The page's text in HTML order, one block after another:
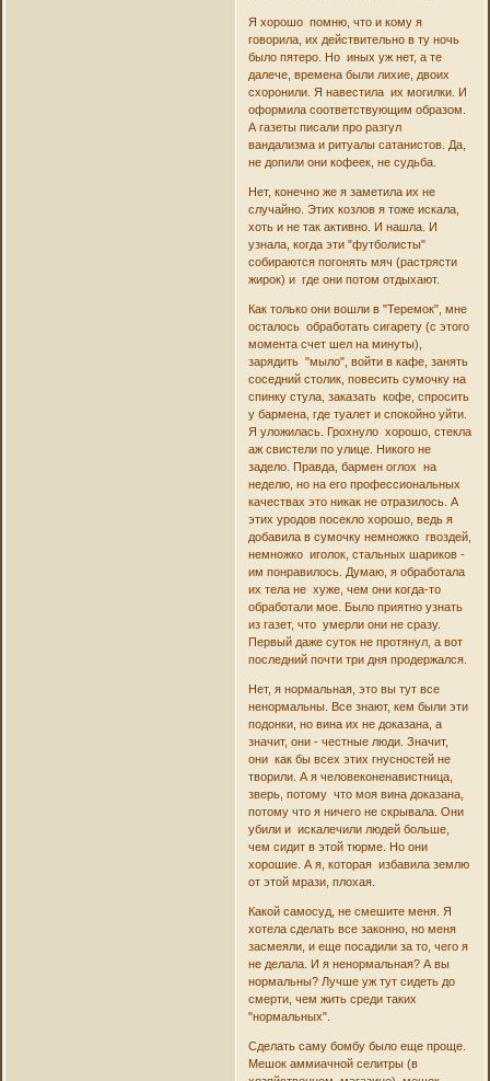
Я хорошо помню, что и кому я
говорила, их действительно в ту ночь
было пятеро. Но иных уж нет, а те
далече, времена были лихие, двоих
схоронили. Я навестила их могилки. И
оформила соответствующим образом.
А газеты писали про разгул
вандализма и ритуалы сатанистов. Да,
не допили они кофеек, не судьба.
Нет, конечно же я заметила их не
случайно. Этих козлов я тоже искала,
хоть и не так активно. И нашла. И
узнала, когда эти "футболисты"
собираются погонять мяч (растрясти
жирок) и где они потом отдыхают.
Как только они вошли в "Теремок", мне
осталось обработать сигарету (с этого
момента счет шел на минуты),
зарядить "мыло", войти в кафе, занять
соседний столик, повесить сумочку на
спинку стула, заказать кофе, спросить
у бармена, где туалет и спокойно уйти.
Я уложилась. Грохнуло хорошо, стекла
аж свистели по улице. Никого не
задело. Правда, бармен оглох на
неделю, но на его профессиональных
качествах это никак не отразилось. А
этих уродов посекло хорошо, ведь я
добавила в сумочку немножко гвоздей,
немножко иголок, стальных шариков -
им понравилось. Думаю, я обработала
их тела не хуже, чем они когда-то
обработали мое. Было приятно узнать
из газет, что умерли они не сразу.
Первый даже суток не протянул, а вот
последний почти три дня продержался.
Нет, я нормальная, это вы тут все
ненормальны. Все знают, кем были эти
подонки, но вина их не доказана, а
значит, они - честные люди. Значит,
они как бы всех этих гнусностей не
творили. А я человеконенавистница,
зверь, потому что моя вина доказана,
потому что я ничего не скрывала. Они
убили и искалечили людей больше,
чем сидит в этой тюрме. Но они
хорошие. А я, которая избавила землю
от этой мрази, плохая.
Какой самосуд, не смешите меня. Я
хотела сделать все законно, но меня
засмеяли, и еще посадили за то, чего я
не делала. И я ненормальная? А вы
нормальны? Лучше уж тут сидеть до
смерти, чем жить среди таких
"нормальных".
Сделать саму бомбу было еще проще.
Мешок аммиачной селитры (в